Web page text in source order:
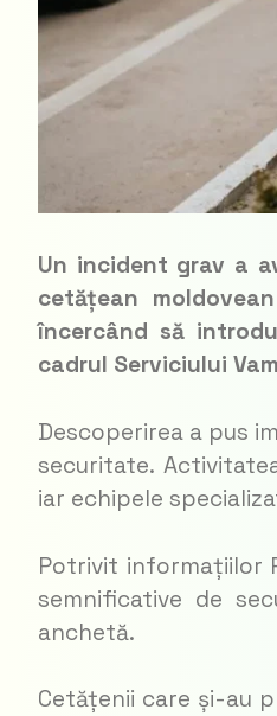
Un incident grav a
cetățean
încercând să
cadrul Serviciului
Descoperirea a pus
securitate.
iar echipele
Potrivit informațiilor
semnificative de
anchetă.
Cetățenii care și-au